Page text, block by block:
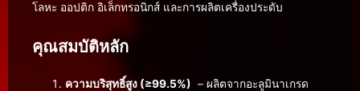
โลหะ ออปติก อิเล็กทรอนิกส์ และการผลิตเครื่องประดับ
คุณสมบัติหลัก
ความบริสุทธิ์สูง (≥99.5%) – ผลิตจากอะลูมินาเกรด